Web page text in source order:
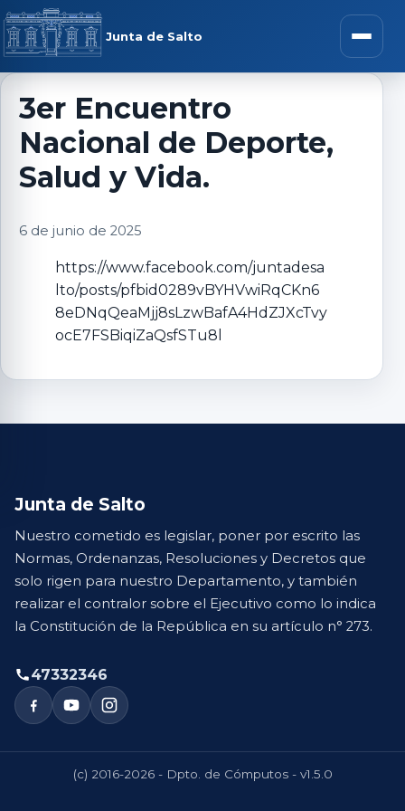
Saltar al contenido
Junta de Salto Abrir
menú
3er Encuentro
Nacional de Deporte,
Salud y Vida.
6 de junio de 2025
https://www.facebook.com/juntadesa
lto/posts/pfbid0289vBYHVwiRqCKn6
8eDNqQeaMjj8sLzwBafA4HdZJXcTvy
ocE7FSBiqiZaQsfSTu8l
Junta de Salto
Nuestro cometido es legislar, poner por escrito las
Normas, Ordenanzas, Resoluciones y Decretos que
solo rigen para nuestro Departamento, y también
realizar el contralor sobre el Ejecutivo como lo indica
la Constitución de la República en su artículo n° 273.
47332346
(c) 2016-2026 - Dpto. de Cómputos - v1.5.0